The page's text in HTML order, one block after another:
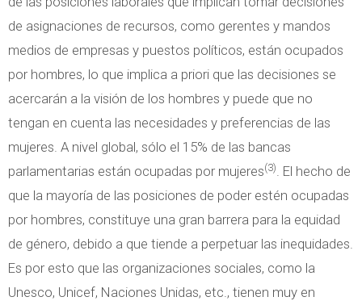
de asignaciones de recursos, como gerentes y mandos
medios de empresas y puestos políticos, están ocupados
por hombres, lo que implica a priori que las decisiones se
acercarán a la visión de los hombres y puede que no
tengan en cuenta las necesidades y preferencias de las
mujeres. A nivel global, sólo el 15% de las bancas
parlamentarias están ocupadas por mujeres(3). El hecho de
que la mayoría de las posiciones de poder estén ocupadas
por hombres, constituye una gran barrera para la equidad
de género, debido a que tiende a perpetuar las inequidades.
Es por esto que las organizaciones sociales, como la
Unesco, Unicef, Naciones Unidas, etc., tienen muy en